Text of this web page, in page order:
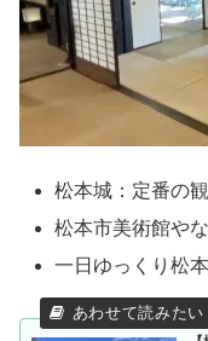
松本城：定番の
松本市美術館や
一日ゆっくり松